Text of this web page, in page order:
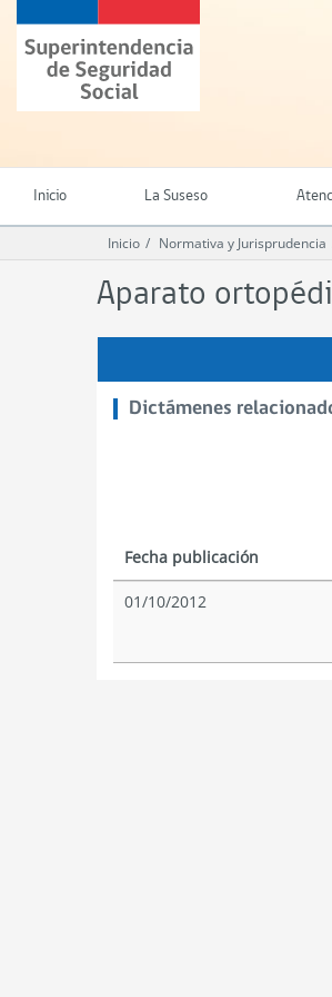
contenido
principal
Superintendencia
de
Seguridad
(SUSESO)
Chile
Inicio La Suseso
Inicio Normativa y Jurisprudencia
Aparato
Dictámenes
Fecha publicación
01/10/2012